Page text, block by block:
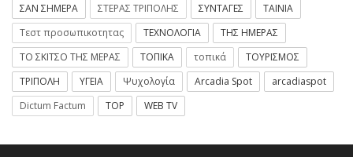
ΣΑΝ ΣΗΜΕΡΑ
ΣΤΕΡΑΣ ΤΡΙΠΟΛΗΣ ΣΥΝΤΑΓΕΣ
ΤΑΙΝΙΑ
Τεστ προσωπικοτητας
ΤΕΧΝΟΛΟΓΙΑ
ΤΗΣ ΗΜΕΡΑΣ
ΤΟ ΣΚΙΤΣΟ ΤΗΣ ΜΕΡΑΣ
ΤΟΠΙΚΑ τοπικά
ΤΟΥΡΙΣΜΟΣ
ΤΡΙΠΟΛΗ
ΥΓΕΙΑ Ψυχολογία Arcadia Spot
arcadiaspot
Dictum Factum
TOP WEB TV